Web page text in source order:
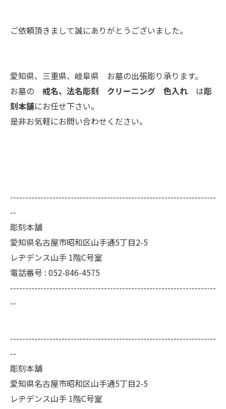
ご依頼頂きまして誠にありがとうございました。
愛知県、三重県、岐阜県 お墓の出張彫り承ります。
お墓の 戒名、法名彫刻 クリーニング 色入れ は彫
刻本舗にお任せ下さい。
是非お気軽にお問い合わせください。
--------------------------------------------------------------------
--
彫刻本舗
愛知県名古屋市昭和区山手通5丁目2-5
レヂデンス山手 1階C号室
電話番号 : 052-846-4575
--------------------------------------------------------------------
--
--------------------------------------------------------------------
--
彫刻本舗
愛知県名古屋市昭和区山手通5丁目2-5
レヂデンス山手 1階C号室